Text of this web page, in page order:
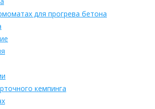
для прогрева бетона
кемпинга